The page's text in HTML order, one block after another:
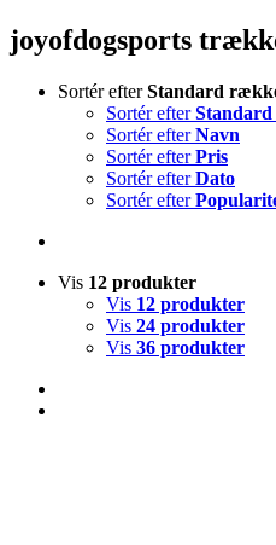
joyofdogsports
Sortér efterStandard
Sortér efter
Sortér efterNavn
Sortér efterPris
Sortér efterDato
Sortér efter
Vis 12 produkter
Vis 12 produkter
Vis 24 produkter
Vis 36 produkter